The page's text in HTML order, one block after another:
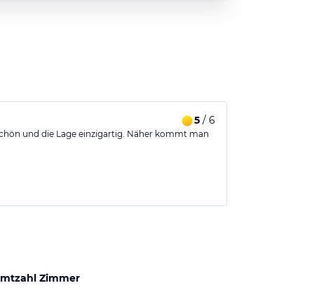
5 / 6
und die Lage einzigartig. Näher kommt man
Zimmer